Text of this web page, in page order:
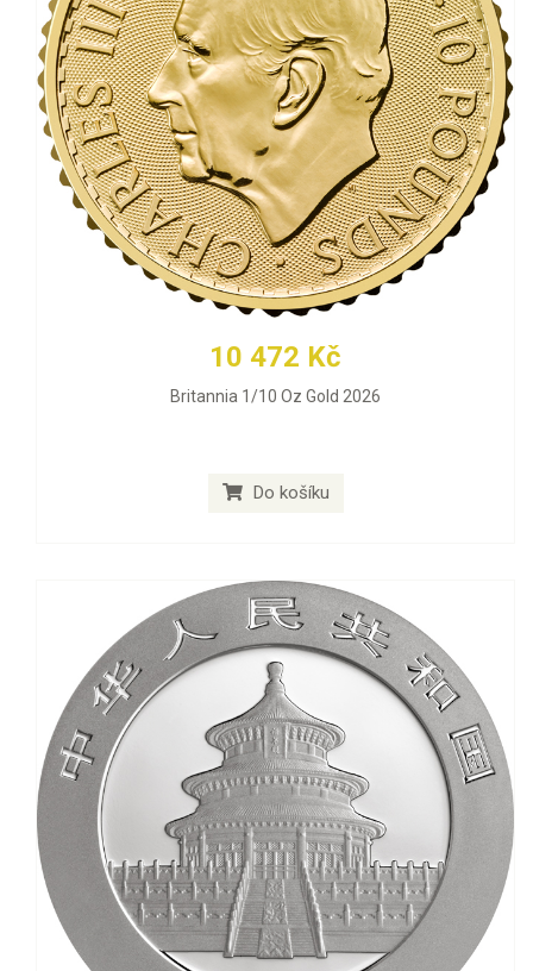
10 472 Kč
Britannia 1/10 Oz Gold 2026
Do košíku